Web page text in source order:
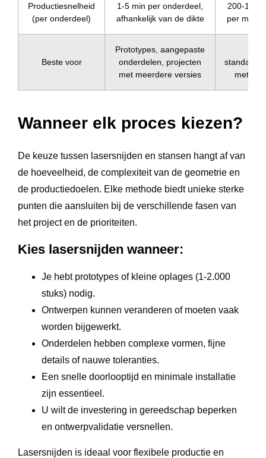
Productiesnelheid
(per onderdeel)
1-5 min per onderdeel,
afhankelijk van de dikte
200-1
per
Beste voor
Prototypes, aangepaste
onderdelen, projecten
met meerdere versies
met
Wanneer elk proces kiezen?
De keuze tussen lasersnijden en stansen hangt af van
de hoeveelheid, de complexiteit van de geometrie en
de productiedoelen. Elke methode biedt unieke sterke
punten die aansluiten bij de verschillende fasen van
het project en de prioriteiten.
Kies lasersnijden wanneer:
Je hebt prototypes of kleine oplages (1-2.000
stuks) nodig.
Ontwerpen kunnen veranderen of moeten vaak
worden bijgewerkt.
Onderdelen hebben complexe vormen, fijne
details of nauwe toleranties.
Een snelle doorlooptijd en minimale installatie
zijn essentieel.
U wilt de investering in gereedschap beperken
en ontwerpvalidatie versnellen.
Lasersnijden is ideaal voor flexibele productie en